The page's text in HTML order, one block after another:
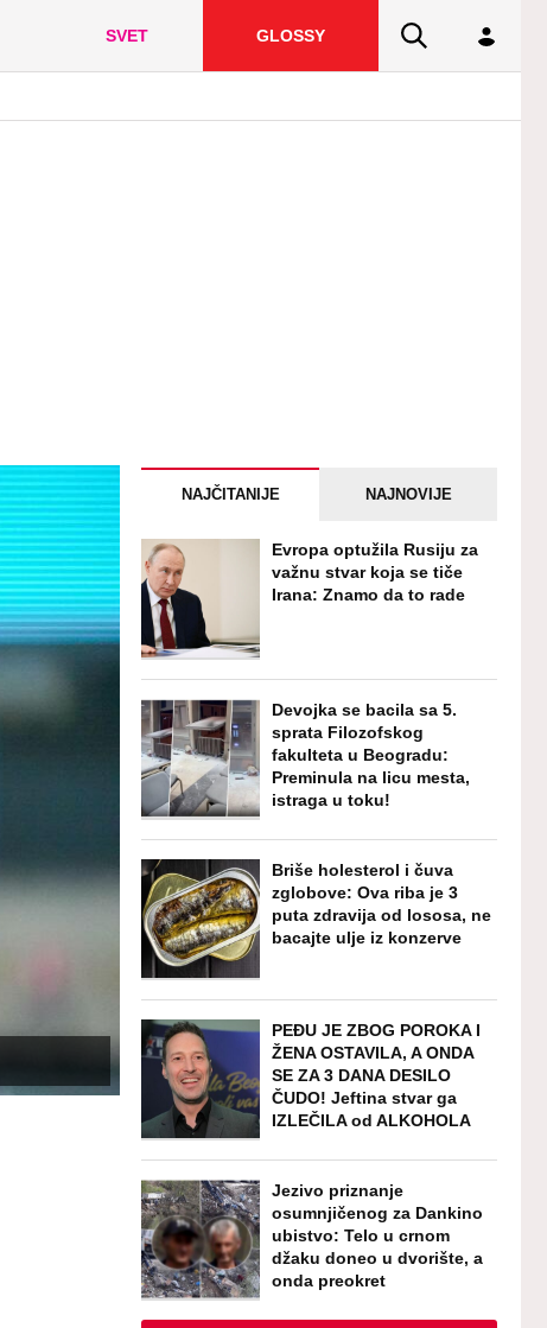
SVET GLOSSY
NAJČITANIJE NAJNOVIJE
Evropa optužila Rusiju za
važnu stvar koja se tiče
Irana: Znamo da to rade
Devojka se bacila sa 5.
sprata Filozofskog
fakulteta u Beogradu:
Preminula na licu mesta,
istraga u toku!
Briše holesterol i čuva
zglobove: Ova riba je 3
puta zdravija od lososa, ne
bacajte ulje iz konzerve
PEĐU JE ZBOG POROKA I
ŽENA OSTAVILA, A ONDA
SE ZA 3 DANA DESILO
ČUDO! Jeftina stvar ga
IZLEČILA od ALKOHOLA
Jezivo priznanje
osumnjičenog za Dankino
ubistvo: Telo u crnom
džaku doneo u dvorište, a
onda preokret